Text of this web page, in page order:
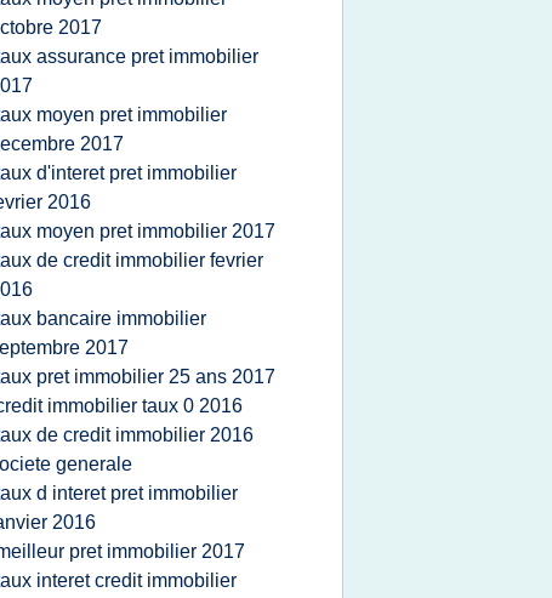
2017
assurance pret immobilier
moyen pret immobilier
2017
d'interet pret immobilier
2016
moyen pret immobilier 2017
de credit immobilier fevrier
bancaire immobilier
2017
pret immobilier 25 ans 2017
immobilier taux 0 2016
de credit immobilier 2016
generale
d interet pret immobilier
2016
pret immobilier 2017
interet credit immobilier